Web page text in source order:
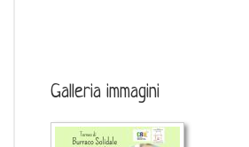
Galleria immagini